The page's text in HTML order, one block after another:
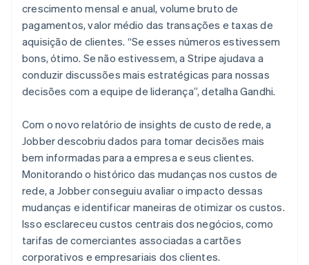
crescimento mensal e anual, volume bruto de
pagamentos, valor médio das transações e taxas de
aquisição de clientes. “Se esses números estivessem
bons, ótimo. Se não estivessem, a Stripe ajudava a
conduzir discussões mais estratégicas para nossas
decisões com a equipe de liderança”, detalha Gandhi.
Com o novo relatório de insights de custo de rede, a
Jobber descobriu dados para tomar decisões mais
bem informadas para a empresa e seus clientes.
Monitorando o histórico das mudanças nos custos de
rede, a Jobber conseguiu avaliar o impacto dessas
mudanças e identificar maneiras de otimizar os custos.
Isso esclareceu custos centrais dos negócios, como
tarifas de comerciantes associadas a cartões
corporativos e empresariais dos clientes.